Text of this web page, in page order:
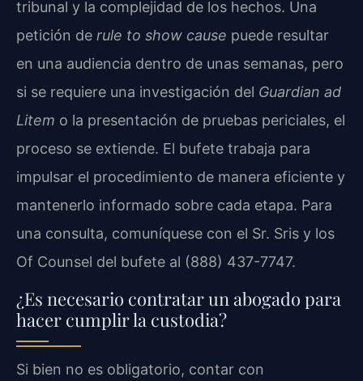
tribunal y la complejidad de los hechos. Una
petición de rule to show cause puede resultar
en una audiencia dentro de unas semanas, pero
si se requiere una investigación del Guardian ad
Litem o la presentación de pruebas periciales, el
proceso se extiende. El bufete trabaja para
impulsar el procedimiento de manera eficiente y
mantenerlo informado sobre cada etapa. Para
una consulta, comuníquese con el Sr. Sris y los
Of Counsel del bufete al (888) 437-7747.
¿Es necesario contratar un abogado para
hacer cumplir la custodia?
Si bien no es obligatorio, contar con